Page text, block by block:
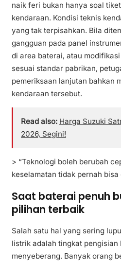
naik feri bukan hanya soal
kendaraan. Kondisi teknis
yang tak terpisahkan. Bila
gangguan pada panel
di area baterai, atau
sesuai standar pabrikan,
pemeriksaan lanjutan bahkan
kendaraan tersebut.
Read also: Harga Suzuki
2026, Segini!
> “Teknologi boleh berubah
keselamatan tidak pernah bisa
Saat baterai penuh
pilihan terbaik
Salah satu hal yang sering
listrik adalah tingkat pengisian
menyeberang. Banyak orang